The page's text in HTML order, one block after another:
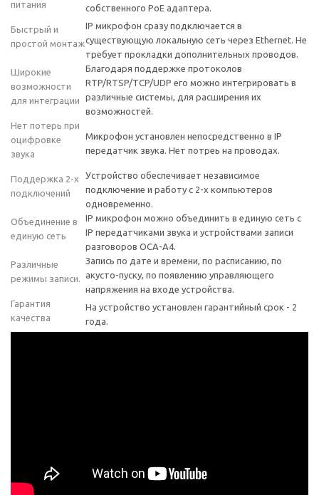
питания
собственного PoE адаптера.
Быстрый и
простой монтаж
IP микрофон сразу подключается в
существующую локальную сеть через Ethernet. Не
требует прокладки дополнительных проводов.
Широкие
возможности
для интеграции
Благодаря поддержке протоколов
RTP/RTSP/TCP/UDP его можно интегрировать в
различные системы, для расширения их
возможностей.
Нет потерь при
оцифровке
звука
Микрофон установлен непосредственно в IP
передатчик звука. Нет потреь на проводах.
Поддержка 2-х
подключений
Устройство обеспечивает независимое
подключение и работу с 2-х компьютеров
одновременно.
Объединение в
единую сеть
IP микрофон можно объединить в единую сеть с
IP передатчиками звука и устройствами записи
разговоров ОСА-А4.
Различные
режимы записи.
Запись по дате и времени, по расписанию, по
акусто-пуску, по появлению управляющего
напряжения на входе устройства.
Гарантия
качества
На устройство установлен гарантийный срок - 2
года.